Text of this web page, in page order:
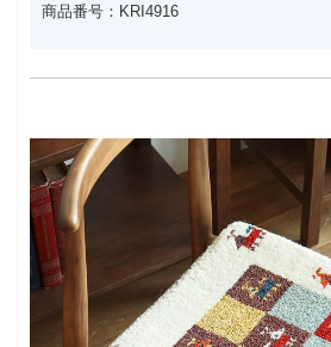
商品番号：KRI4916